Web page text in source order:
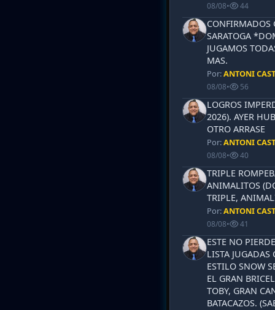
08/08• 44
CONFIRMADOS
SARATOGA
JUGAMOS
MAS.
Por:ANTONI
08/08• 56
LOGROS
2026). AYER
OTRO ARRASE
Por:ANTONI
08/08• 40
TRIPLE
ANIMALITOS
TRIPLE,
Por:ANTONI
08/08• 41
ESTE NO
LISTA JUGADAS
ESTILO SNOW
EL GRAN
TOBY, GRAN
BATACAZOS.